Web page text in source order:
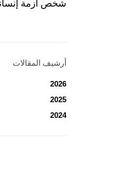
شخص أزمة
أرشيف المقالات
2026
2025
2024